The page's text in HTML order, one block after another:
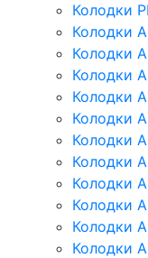
Колодки
Колодки
Колодки
Колодки
Колодки
Колодки
Колодки
Колодки
Колодки
Колодки
Колодки
Колодки